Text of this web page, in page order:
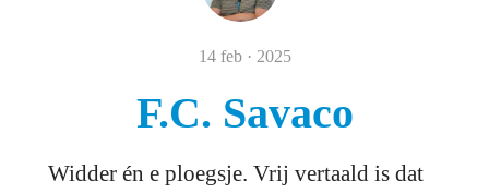
14 feb · 2025
F.C. Savaco
Widder én e ploegsje. Vrij vertaald is dat